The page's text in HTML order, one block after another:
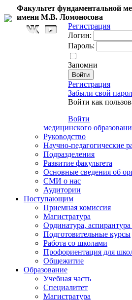
Факультет
имени М.В. Ломоносова
Регистрация
Логин:
Пароль:
Запомни
Регистрация
Забыли свой
Войти как
Войти
медицинского
Руководство
Научно-педагогические
Подразделения
Развитие факультета
Основные сведения об
СМИ о нас
Аудитории
Поступающим
Приемная комиссия
Магистратура
Ординатура, аспирантура
Подготовительные курсы
Работа со школами
Профориентация для
Общежитие
Образование
Учебная часть
Специалитет
Магистратура